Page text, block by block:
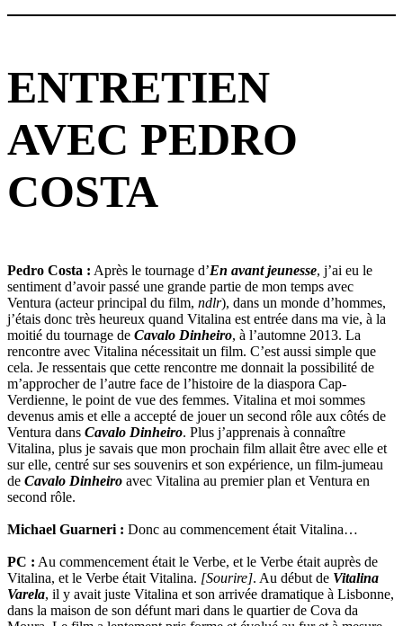
ENTRETIEN
AVEC PEDRO
COSTA
Pedro Costa : Après le tournage d’En avant jeunesse, j’ai eu le
sentiment d’avoir passé une grande partie de mon temps avec
Ventura (acteur principal du film, ndlr), dans un monde d’hommes,
j’étais donc très heureux quand Vitalina est entrée dans ma vie, à la
moitié du tournage de Cavalo Dinheiro, à l’automne 2013. La
rencontre avec Vitalina nécessitait un film. C’est aussi simple que
cela. Je ressentais que cette rencontre me donnait la possibilité de
m’approcher de l’autre face de l’histoire de la diaspora Cap-
Verdienne, le point de vue des femmes. Vitalina et moi sommes
devenus amis et elle a accepté de jouer un second rôle aux côtés de
Ventura dans Cavalo Dinheiro. Plus j’apprenais à connaître
Vitalina, plus je savais que mon prochain film allait être avec elle et
sur elle, centré sur ses souvenirs et son expérience, un film-jumeau
de Cavalo Dinheiro avec Vitalina au premier plan et Ventura en
second rôle.
Michael Guarneri : Donc au commencement était Vitalina…
PC : Au commencement était le Verbe, et le Verbe était auprès de
Vitalina, et le Verbe était Vitalina. [Sourire]. Au début de Vitalina
Varela, il y avait juste Vitalina et son arrivée dramatique à Lisbonne,
dans la maison de son défunt mari dans le quartier de Cova da